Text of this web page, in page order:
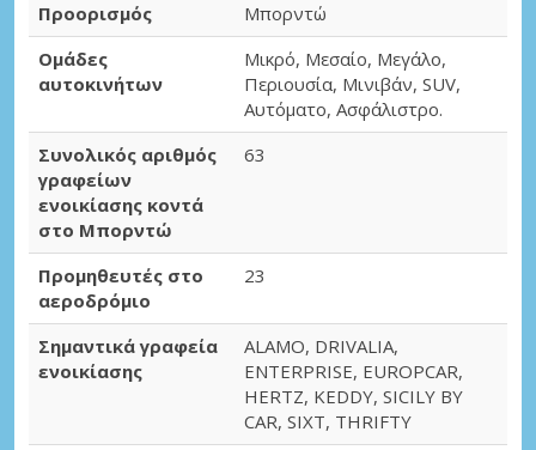
Προορισμός
Μπορντώ
Ομάδες
αυτοκινήτων
Μικρό, Μεσαίο, Μεγάλο,
Περιουσία, Μινιβάν, SUV,
Αυτόματο, Ασφάλιστρο.
Συνολικός αριθμός
γραφείων
ενοικίασης κοντά
στο Μπορντώ
63
Προμηθευτές στο
αεροδρόμιο
23
Σημαντικά γραφεία
ενοικίασης
ALAMO, DRIVALIA,
ENTERPRISE, EUROPCAR,
HERTZ, KEDDY, SICILY BY
CAR, SIXT, THRIFTY